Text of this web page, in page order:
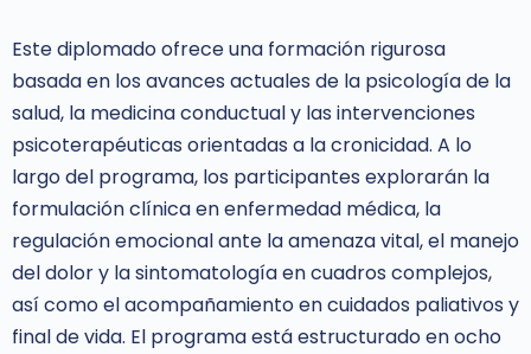
Este diplomado ofrece una formación rigurosa
basada en los avances actuales de la psicología de la
salud, la medicina conductual y las intervenciones
psicoterapéuticas orientadas a la cronicidad. A lo
largo del programa, los participantes explorarán la
formulación clínica en enfermedad médica, la
regulación emocional ante la amenaza vital, el manejo
del dolor y la sintomatología en cuadros complejos,
así como el acompañamiento en cuidados paliativos y
final de vida. El programa está estructurado en ocho